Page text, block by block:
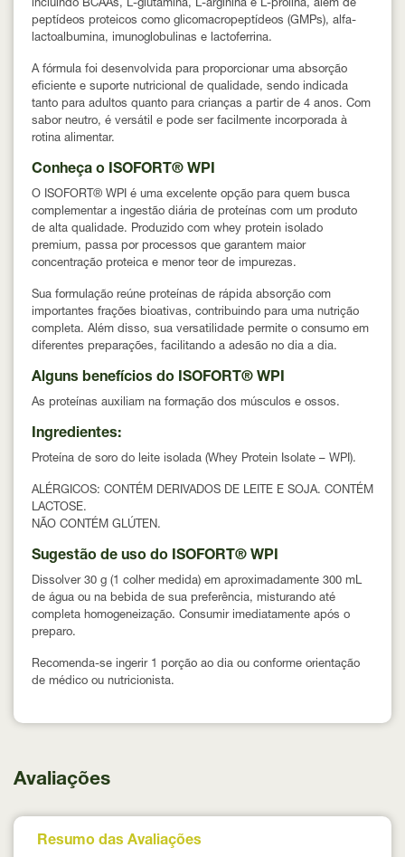
incluindo BCAAs, L-glutamina, L-arginina e L-prolina, além de
peptídeos proteicos como glicomacropeptídeos (GMPs), alfa-
lactoalbumina, imunoglobulinas e lactoferrina.
A fórmula foi desenvolvida para proporcionar uma absorção
eficiente e suporte nutricional de qualidade, sendo indicada
tanto para adultos quanto para crianças a partir de 4 anos. Com
sabor neutro, é versátil e pode ser facilmente incorporada à
rotina alimentar.
Conheça o ISOFORT® WPI
O ISOFORT® WPI é uma excelente opção para quem busca
complementar a ingestão diária de proteínas com um produto
de alta qualidade. Produzido com whey protein isolado
premium, passa por processos que garantem maior
concentração proteica e menor teor de impurezas.
Sua formulação reúne proteínas de rápida absorção com
importantes frações bioativas, contribuindo para uma nutrição
completa. Além disso, sua versatilidade permite o consumo em
diferentes preparações, facilitando a adesão no dia a dia.
Alguns benefícios do ISOFORT® WPI
As proteínas auxiliam na formação dos músculos e ossos.
Ingredientes:
Proteína de soro do leite isolada (Whey Protein Isolate – WPI).
ALÉRGICOS: CONTÉM DERIVADOS DE LEITE E SOJA. CONTÉM
LACTOSE.
NÃO CONTÉM GLÚTEN.
Sugestão de uso do ISOFORT® WPI
Dissolver 30 g (1 colher medida) em aproximadamente 300 mL
de água ou na bebida de sua preferência, misturando até
completa homogeneização. Consumir imediatamente após o
preparo.
Recomenda-se ingerir 1 porção ao dia ou conforme orientação
de médico ou nutricionista.
Avaliações
Resumo das Avaliações